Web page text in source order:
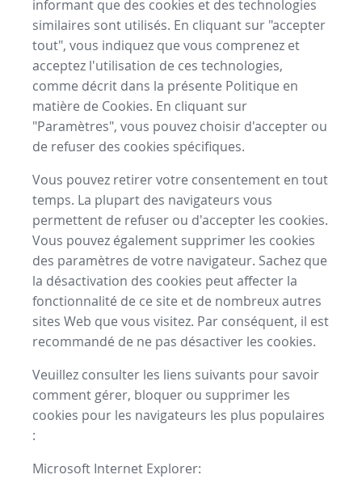
informant que des cookies et des technologies
similaires sont utilisés. En cliquant sur "accepter
tout", vous indiquez que vous comprenez et
acceptez l'utilisation de ces technologies,
comme décrit dans la présente Politique en
matière de Cookies. En cliquant sur
"Paramètres", vous pouvez choisir d'accepter ou
de refuser des cookies spécifiques.
Vous pouvez retirer votre consentement en tout
temps. La plupart des navigateurs vous
permettent de refuser ou d'accepter les cookies.
Vous pouvez également supprimer les cookies
des paramètres de votre navigateur. Sachez que
la désactivation des cookies peut affecter la
fonctionnalité de ce site et de nombreux autres
sites Web que vous visitez. Par conséquent, il est
recommandé de ne pas désactiver les cookies.
Veuillez consulter les liens suivants pour savoir
comment gérer, bloquer ou supprimer les
cookies pour les navigateurs les plus populaires
:
Microsoft Internet Explorer: